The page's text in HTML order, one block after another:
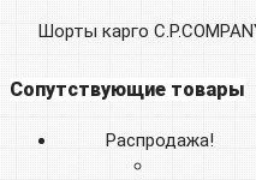
Шорты карго
Сопутствующие товары
Распродажа!